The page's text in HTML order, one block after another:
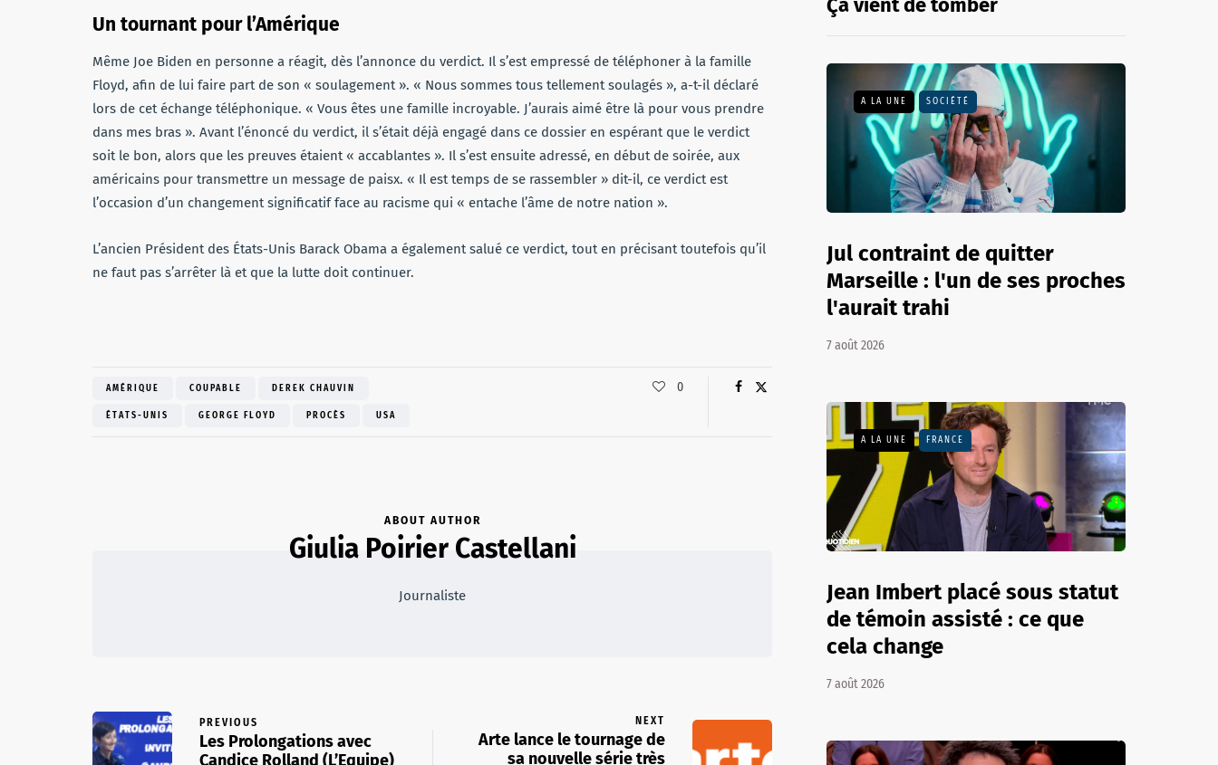
Un tournant pour l’Amérique
Même Joe Biden en personne a réagit, dès l’annonce du verdict. Il s’est empressé de téléphoner à la famille
Floyd, afin de lui faire part de son « soulagement ». « Nous sommes tous tellement soulagés », a-t-il déclaré
lors de cet échange téléphonique. « Vous êtes une famille incroyable. J’aurais aimé être là pour vous prendre
dans mes bras ». Avant l’énoncé du verdict, il s’était déjà engagé dans ce dossier en espérant que le verdict
soit le bon, alors que les preuves étaient « accablantes ». Il s’est ensuite adressé, en début de soirée, aux
américains pour transmettre un message de paisx. « Il est temps de se rassembler » dit-il, ce verdict est
l’occasion d’un changement significatif face au racisme qui « entache l’âme de notre nation ».
L’ancien Président des États-Unis Barack Obama a également salué ce verdict, tout en précisant toutefois qu’il
ne faut pas s’arrêter là et que la lutte doit continuer.
AMÉRIQUE COUPABLE DEREK CHAUVIN
ÉTATS-UNIS GEORGE FLOYD PROCÈS USA
0
ABOUT AUTHOR
Giulia Poirier Castellani
Journaliste
PREVIOUS
Les Prolongations avec
Candice Rolland (L’Equipe)
NEXT
Arte lance le tournage de
sa nouvelle série très
Ça vient de tomber
A LA UNE SOCIÉTÉ
Jul contraint de quitter
Marseille : l'un de ses proches
l'aurait trahi
7 août 2026
A LA UNE FRANCE
Jean Imbert placé sous statut
de témoin assisté : ce que
cela change
7 août 2026